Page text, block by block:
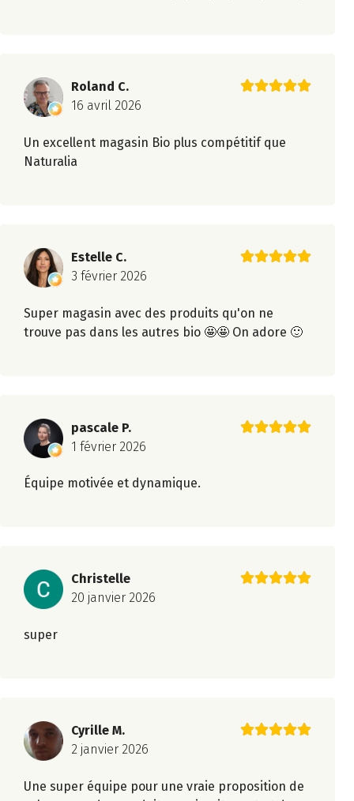
Roland C.
16 avril 2026
Un excellent magasin Bio plus compétitif que
Naturalia
Estelle C.
3 février 2026
Super magasin avec des produits qu'on ne
trouve pas dans les autres bio 🤩🤩 On adore 🙂
pascale P.
1 février 2026
Équipe motivée et dynamique.
Christelle
20 janvier 2026
super
Cyrille M.
2 janvier 2026
Une super équipe pour une vraie proposition de